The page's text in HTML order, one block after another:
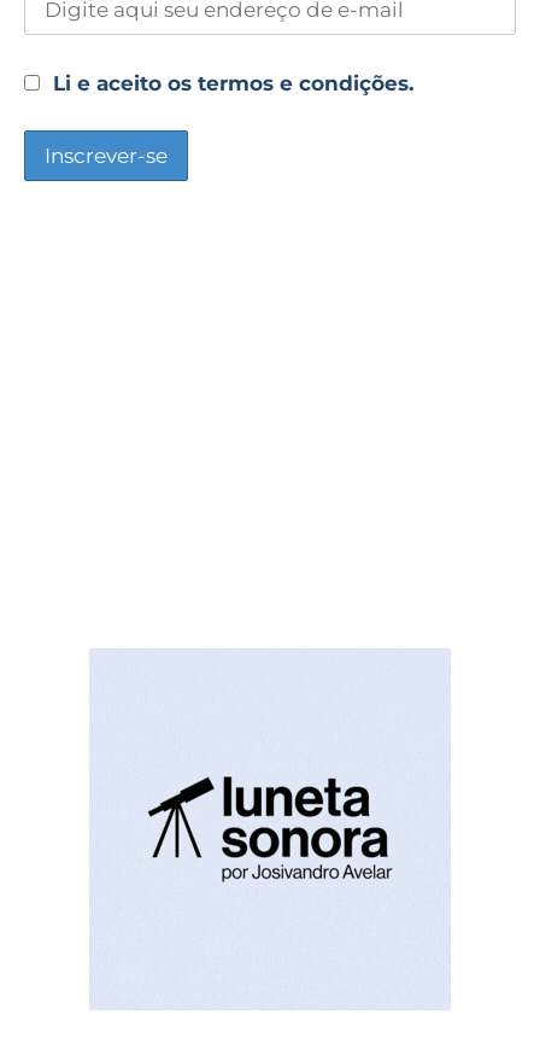
Li e aceito os termos e condições.